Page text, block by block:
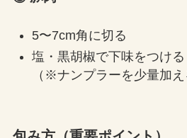
5〜7cm角に切る
塩・黒胡椒で下味をつける
（※ナンプラーを少量加え